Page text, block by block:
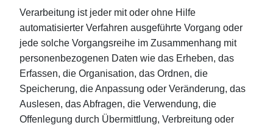
Verarbeitung ist jeder mit oder ohne Hilfe
automatisierter Verfahren ausgeführte Vorgang oder
jede solche Vorgangsreihe im Zusammenhang mit
personenbezogenen Daten wie das Erheben, das
Erfassen, die Organisation, das Ordnen, die
Speicherung, die Anpassung oder Veränderung, das
Auslesen, das Abfragen, die Verwendung, die
Offenlegung durch Übermittlung, Verbreitung oder